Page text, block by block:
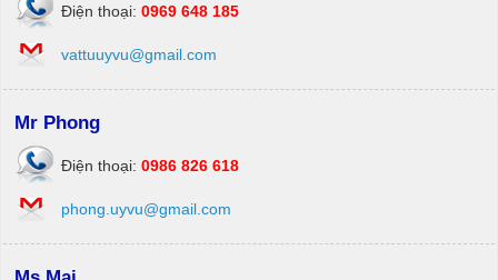
Điện thoại: 0969 648 185
vattuuyvu@gmail.com
Mr Phong
Điện thoại: 0986 826 618
phong.uyvu@gmail.com